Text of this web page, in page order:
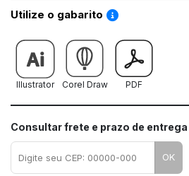
Utilize o gabarito Saiba como
Illustrator Corel Draw PDF
Consultar frete e prazo de entrega
OK